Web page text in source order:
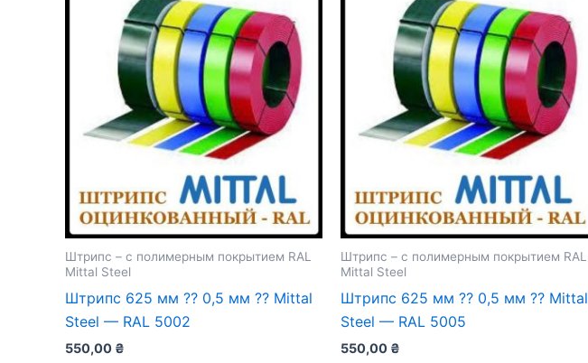
Штрипс – с полимерным покрытием RAL
Mittal Steel
Штрипс 625 мм ⁇ 0,5 мм ⁇ Mittal
Steel — RAL 5002
550,00 ₴
Штрипс – с полимерным покрытием RAL
Mittal Steel
Штрипс 625 мм ⁇ 0,5 мм ⁇ Mittal
Steel — RAL 5005
550,00 ₴